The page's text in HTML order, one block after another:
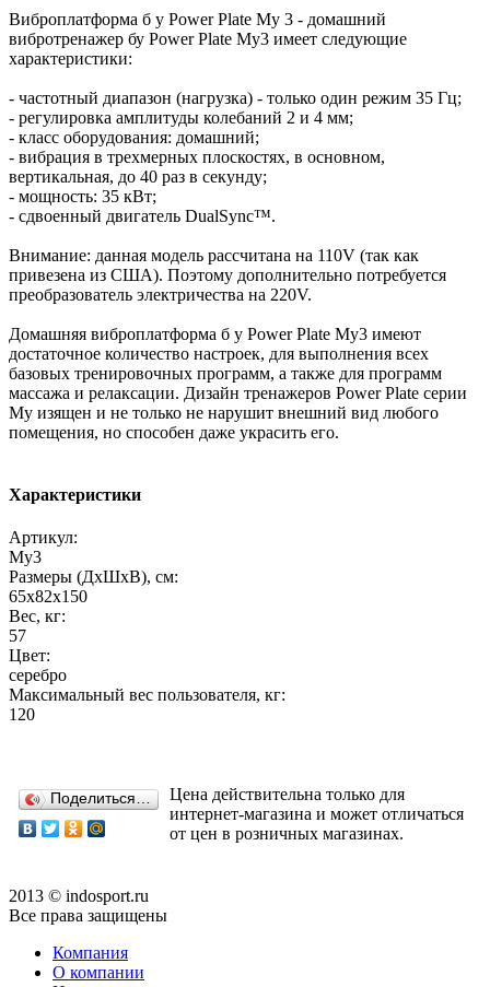
Виброплатформа б у Power Plate My 3 - домашний
вибротренажер бу Power Plate My3 имеет следующие
характеристики:
- частотный диапазон (нагрузка) - только один режим 35 Гц;
- регулировка амплитуды колебаний 2 и 4 мм;
- класс оборудования: домашний;
- вибрация в трехмерных плоскостях, в основном,
вертикальная, до 40 раз в секунду;
- мощность: 35 кВт;
- сдвоенный двигатель DualSync™.
Внимание: данная модель рассчитана на 110V (так как
привезена из США). Поэтому дополнительно потребуется
преобразователь электричества на 220V.
Домашняя виброплатформа б у Power Plate My3 имеют
достаточное количество настроек, для выполнения всех
базовых тренировочных программ, а также для программ
массажа и релаксации. Дизайн тренажеров Power Plate серии
Му изящен и не только не нарушит внешний вид любого
помещения, но способен даже украсить его.
Характеристики
Артикул:
My3
Размеры (ДхШхВ), см:
65х82х150
Вес, кг:
57
Цвет:
серебро
Максимальный вес пользователя, кг:
120
Поделиться…
Цена действительна только для
интернет-магазина и может отличаться
от цен в розничных магазинах.
2013 © indosport.ru
Все права защищены
Компания
О компании